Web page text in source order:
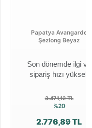
Papatya Avangarde
Şezlong Beyaz
Son dönemde ilgi ve
sipariş hızı yüksek
3.471,12 TL
%20
2.776,89 TL